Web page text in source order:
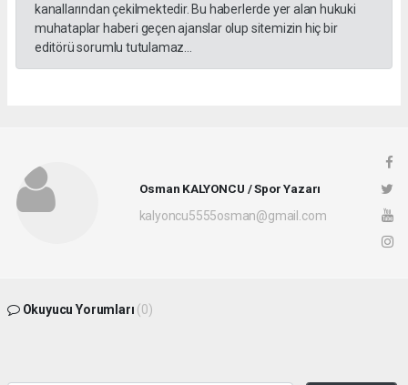
kanallarından çekilmektedir. Bu haberlerde yer alan hukuki
muhataplar haberi geçen ajanslar olup sitemizin hiç bir
editörü sorumlu tutulamaz...
Osman KALYONCU / Spor Yazarı
kalyoncu5555osman@gmail.com
Okuyucu Yorumları (0)